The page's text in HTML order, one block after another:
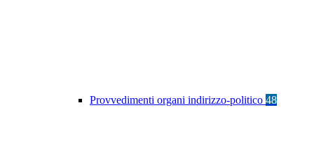
Provvedimenti organi indirizzo-politico 48